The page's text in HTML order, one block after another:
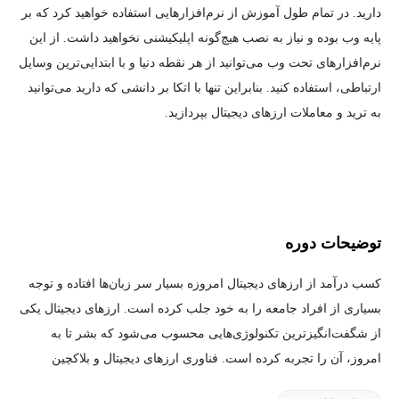
دارید. در تمام طول آموزش از نرم‌افزارهایی استفاده خواهید کرد که بر
پایه وب بوده و نیاز به نصب هیچ‌گونه اپلیکیشنی نخواهید داشت. از این
نرم‌افزارهای تحت وب می‌توانید از هر نقطه دنیا و با ابتدایی‌ترین وسایل
ارتباطی، استفاده کنید. بنابراین تنها با اتکا بر دانشی که دارید می‌توانید
به ترید و معاملات ارزهای دیجیتال بپردازید.
توضیحات دوره
کسب درآمد از ارزهای دیجیتال امروزه بسیار سر زبان‌ها افتاده و توجه
بسیاری از افراد جامعه را به خود جلب کرده است. ارزهای دیجیتال یکی
از شگفت‌انگیزترین تکنولوژی‌هایی محسوب می‌شود که بشر تا به
امروز، آن را تجربه کرده است. فناوری ارزهای دیجیتال و بلاکچین